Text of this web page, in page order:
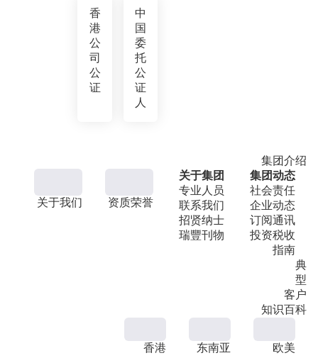
香
港
公
司
公
证
中
国
委
托
公
证
人
集团介绍
关于我们 资质荣誉
关于集团
专业人员
联系我们
招贤纳士
瑞豐刊物
集团动态
社会责任
企业动态
订阅通讯
投资税收
指南
典
型
客户
知识百科
香港 东南亚 欧美